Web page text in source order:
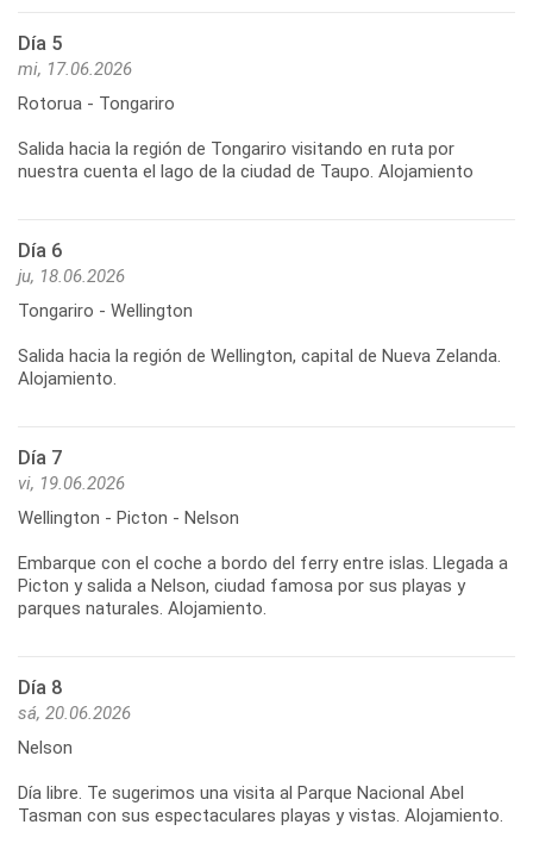
Día 5
mi, 17.06.2026
Rotorua - Tongariro
Salida hacia la región de Tongariro visitando en ruta por
Día 6
ju, 18.06.2026
Tongariro - Wellington
Salida hacia la región de Wellington, capital de Nueva Zelanda.
Día 7
vi, 19.06.2026
Wellington - Picton - Nelson
Embarque con el coche a bordo del ferry entre islas. Llegada a
Picton y salida a Nelson, ciudad famosa por sus playas y
Día 8
sá, 20.06.2026
Nelson
Día libre. Te sugerimos una visita al Parque Nacional Abel